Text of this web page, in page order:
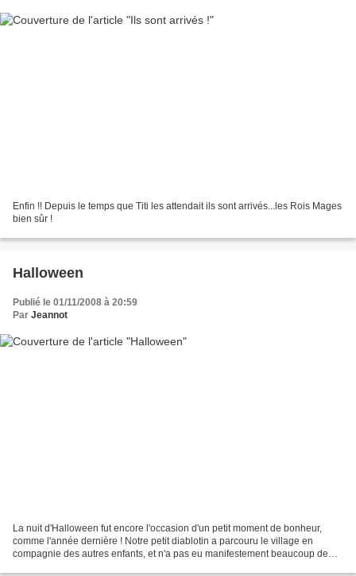
Enfin !! Depuis le temps que Titi les attendait ils sont arrivés...les Rois Mages
bien sûr !
Halloween
Publié le 01/11/2008 à 20:59
Par Jeannot
La nuit d'Halloween fut encore l'occasion d'un petit moment de bonheur,
comme l'année dernière ! Notre petit diablotin a parcouru le village en
compagnie des autres enfants, et n'a pas eu manifestement beaucoup de